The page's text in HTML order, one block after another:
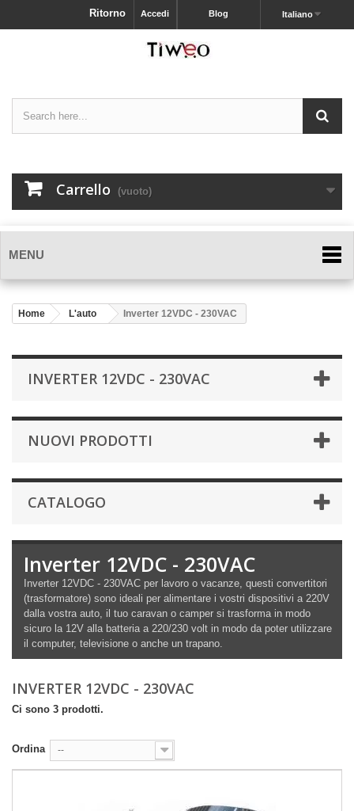
Italiano
Blog
Accedi
Ritorno
Carrello (vuoto)
MENU
Home L'auto Inverter 12VDC - 230VAC
INVERTER 12VDC - 230VAC
NUOVI PRODOTTI
CATALOGO
Inverter 12VDC - 230VAC
Inverter 12VDC - 230VAC per lavoro o vacanze, questi convertitori
(trasformatore) sono ideali per alimentare i vostri dispositivi a 220V
dalla vostra auto, il tuo caravan o camper si trasforma in modo
sicuro la 12V alla batteria a 220/230 volt in modo da poter utilizzare
il computer, televisione o anche un trapano.
INVERTER 12VDC - 230VAC
Ci sono 3 prodotti.
Ordina --